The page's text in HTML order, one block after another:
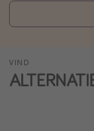
Vroegboeker
Single reizen
VIND